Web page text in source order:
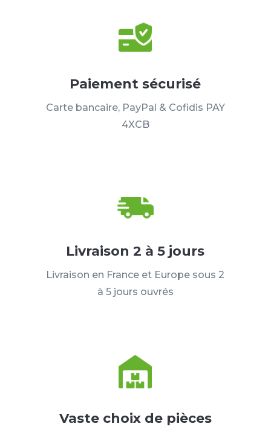
Paiement sécurisé
Carte bancaire, PayPal & Cofidis PAY
4XCB
Livraison 2 à 5 jours
Livraison en France et Europe sous 2
à 5 jours ouvrés
Vaste choix de pièces